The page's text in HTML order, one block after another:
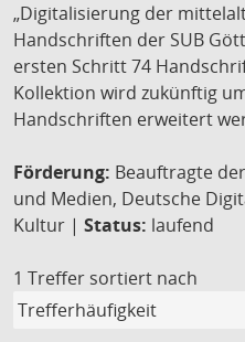
„Digitalisierung der
Handschriften der SUB
ersten Schritt 74
Kollektion wird zukünftig
Handschriften erweitert
Förderung: Beauftragte
und Medien, Deutsche
Kultur | Status: laufend
1 Treffer sortiert nach